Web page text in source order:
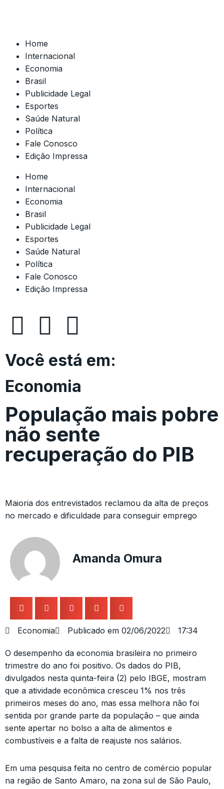
Home
Internacional
Economia
Brasil
Publicidade Legal
Esportes
Saúde Natural
Política
Fale Conosco
Edição Impressa
Home
Internacional
Economia
Brasil
Publicidade Legal
Esportes
Saúde Natural
Política
Fale Conosco
Edição Impressa
Você está em:
Economia
População mais pobre
não sente
recuperação do PIB
Maioria dos entrevistados reclamou da alta de preços
no mercado e dificuldade para conseguir emprego
Amanda Omura
Economia Publicado em 02/06/2022 17:34
O desempenho da economia brasileira no primeiro
trimestre do ano foi positivo. Os dados do PIB,
divulgados nesta quinta-feira (2) pelo IBGE, mostram
que a atividade econômica cresceu 1% nos três
primeiros meses do ano, mas essa melhora não foi
sentida por grande parte da população – que ainda
sente apertar no bolso a alta de alimentos e
combustíveis e a falta de reajuste nos salários.
Em uma pesquisa feita no centro de comércio popular
na região de Santo Amaro, na zona sul de São Paulo,